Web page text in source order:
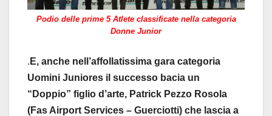
Podio delle prime 5 Atlete classificate nella categoria
Donne Junior
. E, anche nell’affollatissima gara categoria
Uomini Juniores il successo bacia un
“Doppio” figlio d’arte, Patrick Pezzo Rosola
(Fas Airport Services – Guerciotti) che lascia a